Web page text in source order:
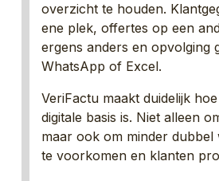
overzicht te houden.
ene plek, offertes op een
ergens anders en opvolging
WhatsApp of Excel.
VeriFactu maakt duidelijk
digitale basis is. Niet alleen
maar ook om minder
te voorkomen en klanten